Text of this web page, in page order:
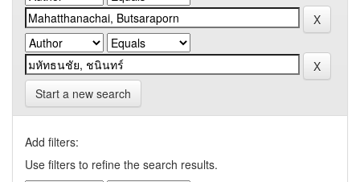
Start a new search
Add filters:
Use filters to refine the search results.